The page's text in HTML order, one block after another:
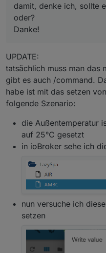
damit, denke ich, sollte
oder?
Danke!
UPDATE:
tatsächlich muss man das
gibt es auch /command.
habe ist mit das setzen
folgende Szenario:
die Außentemperatur
auf 25°C gesetzt
in ioBroker sehe ich
nun versuche ich
setzen